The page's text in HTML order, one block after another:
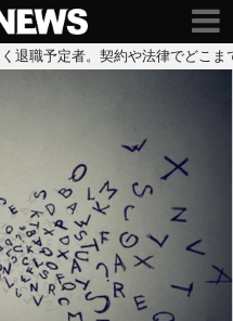
退職予定者。契約や法律でどこま